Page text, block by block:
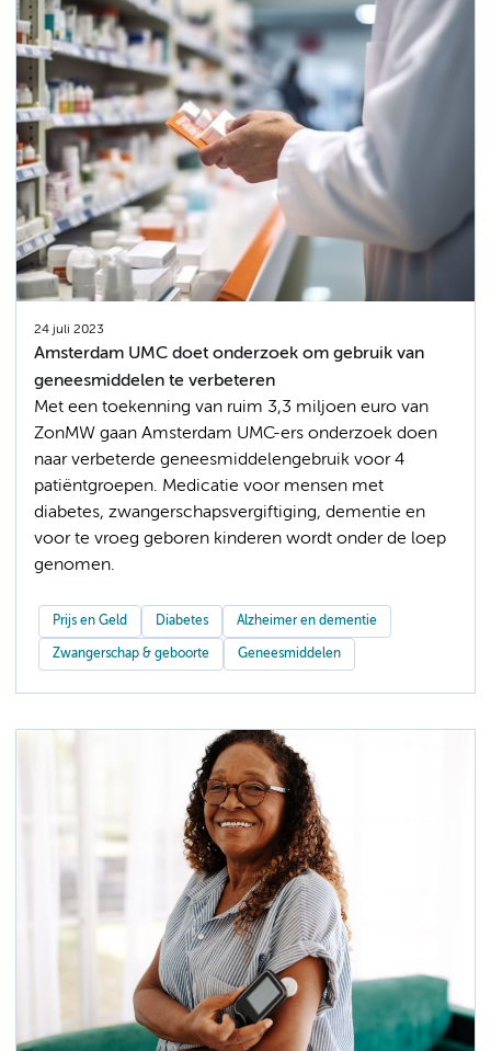
24 juli 2023
Amsterdam UMC doet onderzoek om gebruik van
geneesmiddelen te verbeteren
Met een toekenning van ruim 3,3 miljoen euro van
ZonMW gaan Amsterdam UMC-ers onderzoek doen
naar verbeterde geneesmiddelengebruik voor 4
patiëntgroepen. Medicatie voor mensen met
diabetes, zwangerschapsvergiftiging, dementie en
voor te vroeg geboren kinderen wordt onder de loep
genomen.
Prijs en Geld Diabetes Alzheimer en dementie
Zwangerschap & geboorte Geneesmiddelen